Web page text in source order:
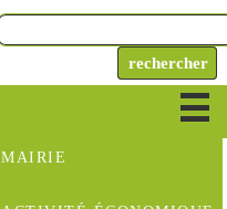
MAIRIE